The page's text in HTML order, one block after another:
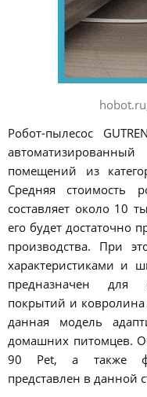
Робот-пылесос
помещений из
Средняя стоимость
составляет около 10
его будет достаточно
производства. При
характеристиками и
предназначен для
покрытий и
данная модель
домашних питомцев.
90 Pet, а также
представлен в данной